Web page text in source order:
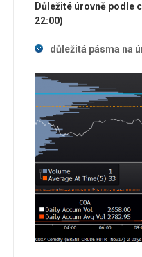
Důležité úrovně podle
22:00)
důležitá pásma na